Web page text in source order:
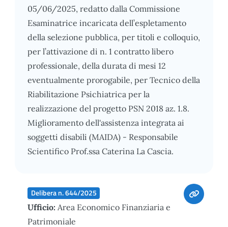
05/06/2025, redatto dalla Commissione
Esaminatrice incaricata dell’espletamento
della selezione pubblica, per titoli e colloquio,
per l’attivazione di n. 1 contratto libero
professionale, della durata di mesi 12
eventualmente prorogabile, per Tecnico della
Riabilitazione Psichiatrica per la
realizzazione del progetto PSN 2018 az. 1.8.
Miglioramento dell'assistenza integrata ai
soggetti disabili (MAIDA) - Responsabile
Scientifico Prof.ssa Caterina La Cascia.
Delibera n. 644/2025
Ufficio: Area Economico Finanziaria e
Patrimoniale